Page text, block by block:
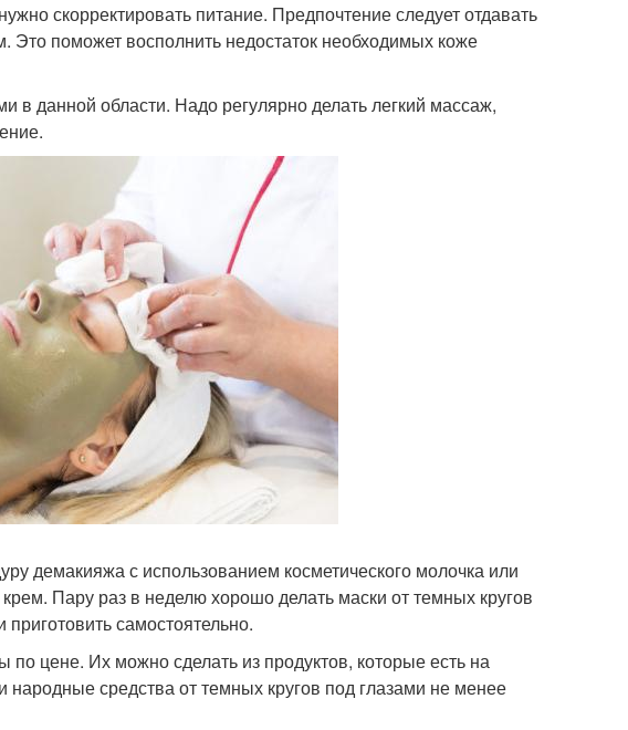
скорректировать питание. Предпочтение следует отдавать
поможет восполнить недостаток необходимых коже
в данной области. Надо регулярно делать легкий массаж,
демакияжа с использованием косметического молочка или
Пару раз в неделю хорошо делать маски от темных кругов
самостоятельно.
цене. Их можно сделать из продуктов, которые есть на
средства от темных кругов под глазами не менее